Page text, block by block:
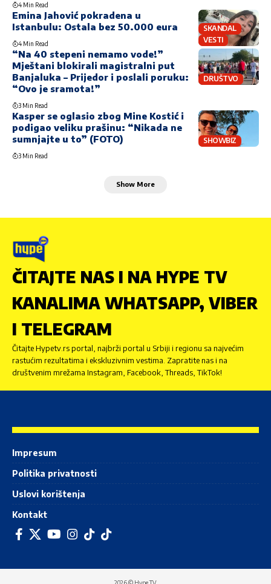
4 Min Read
SKANDAL
VESTI
Emina Jahović pokradena u
Istanbulu: Ostala bez 50.000 eura
4 Min Read
DRUŠTVO
“Na 40 stepeni nemamo vode!”
Mještani blokirali magistralni put
Banjaluka – Prijedor i poslali poruku:
“Ovo je sramota!”
3 Min Read
SHOWBIZ
Kasper se oglasio zbog Mine Kostić i
podigao veliku prašinu: “Nikada ne
sumnjajte u to” (FOTO)
3 Min Read
Show More
ČITAJTE NAS I NA HYPE TV
KANALIMA WHATSAPP, VIBER
I TELEGRAM
Čitajte Hypetv.rs portal, najbrži portal u Srbiji i regionu sa najvećim
rastućim rezultatima i ekskluzivnim vestima. Zapratite nas i na
društvenim mrežama Instagram, Facebook, Threads, TikTok!
Impresum
Politika privatnosti
Uslovi korištenja
Kontakt